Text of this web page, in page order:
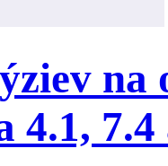
4.1, 7.4